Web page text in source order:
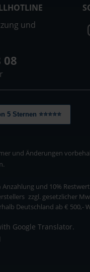
und
08
Sternen ⭐⭐⭐⭐⭐
und Änderungen
Anzahlung und 10% Restwert
zzgl. gesetzlicher
Deutschland ab € 500,-
Google Translator.